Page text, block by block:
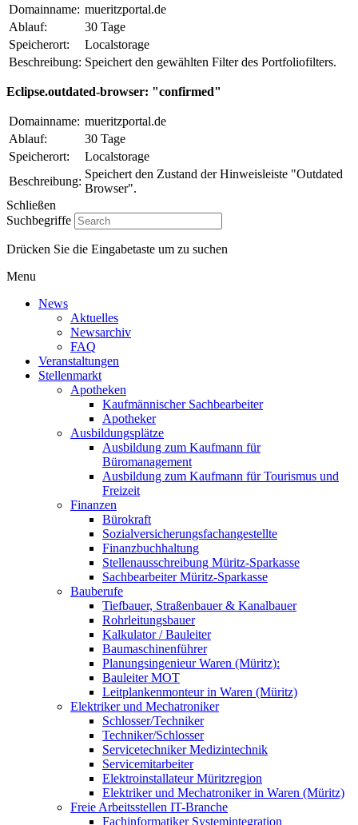
Domainname: mueritzportal.de
Ablauf:
30 Tage
Speicherort:
Localstorage
Beschreibung: Speichert den gewählten Filter des Portfoliofilters.
Eclipse.outdated-browser: "confirmed"
Domainname: mueritzportal.de
Ablauf:
30 Tage
Speicherort:
Localstorage
Beschreibung:
Speichert den Zustand der Hinweisleiste "Outdated
Browser".
Schließen
Suchbegriffe
Drücken Sie die Eingabetaste um zu suchen
Menu
News
Aktuelles
Newsarchiv
FAQ
Veranstaltungen
Stellenmarkt
Apotheken
Kaufmännischer Sachbearbeiter
Apotheker
Ausbildungsplätze
Ausbildung zum Kaufmann für
Büromanagement
Ausbildung zum Kaufmann für Tourismus und
Freizeit
Finanzen
Bürokraft
Sozialversicherungsfachangestellte
Finanzbuchhaltung
Stellenausschreibung Müritz-Sparkasse
Sachbearbeiter Müritz-Sparkasse
Bauberufe
Tiefbauer, Straßenbauer & Kanalbauer
Rohrleitungsbauer
Kalkulator / Bauleiter
Baumaschinenführer
Planungsingenieur Waren (Müritz):
Bauleiter MOT
Leitplankenmonteur in Waren (Müritz)
Elektriker und Mechatroniker
Schlosser/Techniker
Techniker/Schlosser
Servicetechniker Medizintechnik
Servicemitarbeiter
Elektroinstallateur Müritzregion
Elektriker und Mechatroniker in Waren (Müritz)
Freie Arbeitsstellen IT-Branche
Fachinformatiker Systemintegration